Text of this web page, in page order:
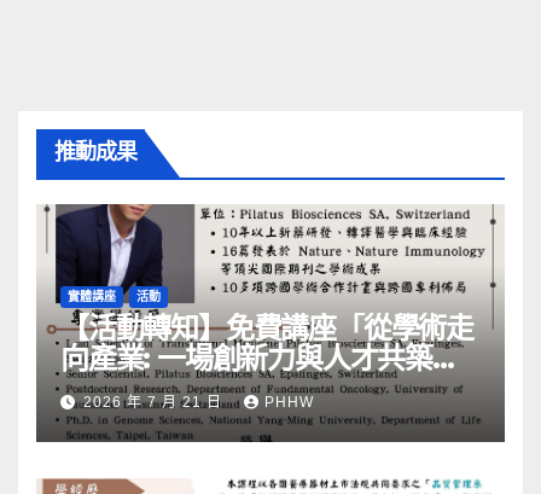
推動成果
實體講座 活動
【活動轉知】免費講座「從學術走
向產業: ⼀場創新力與⼈才共築的
旅程」
2026 年 7 月 21 日 PHHW